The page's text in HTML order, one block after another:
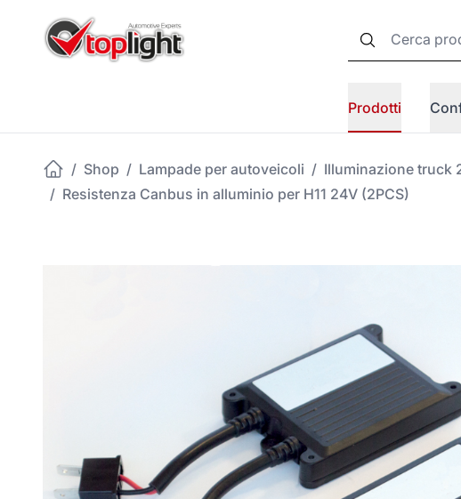
Prodotti
/ Shop / Lampade per autoveicoli / Illuminazione truck
/ Resistenza Canbus in alluminio per H11 24V (2PCS)